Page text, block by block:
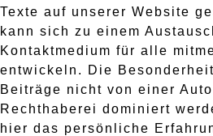
Texte auf unserer Website
kann sich zu einem
Kontaktmedium für alle
entwickeln. Die
Beiträge nicht von einer
Rechthaberei dominiert
hier das persönliche